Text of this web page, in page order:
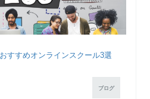
すすめオンラインスクール3選
ブログ